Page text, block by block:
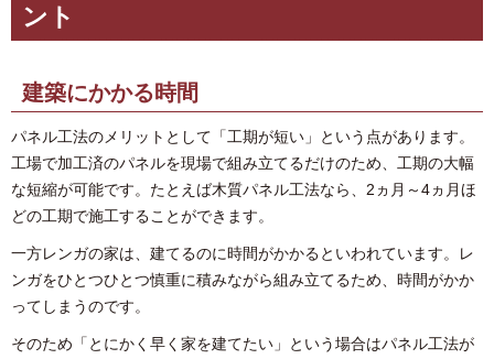
ント
建築にかかる時間
パネル工法のメリットとして「工期が短い」という点があります。
工場で加工済のパネルを現場で組み立てるだけのため、工期の大幅
な短縮が可能です。たとえば木質パネル工法なら、2ヵ月～4ヵ月ほ
どの工期で施工することができます。
一方レンガの家は、建てるのに時間がかかるといわれています。レ
ンガをひとつひとつ慎重に積みながら組み立てるため、時間がかか
ってしまうのです。
そのため「とにかく早く家を建てたい」という場合はパネル工法が